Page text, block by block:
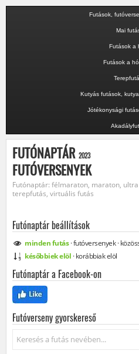
Futások,
Mai
Futások a
Futások a
Kutyás futások,
Jótékonysági
FUTÓNAPTÁR 2023
FUTÓVERSENYEK
Futónaptár: félmaraton, maraton,
terepfutás, virtuális futás
Futónaptár beállítások
mindenfutás·futóversenyek·
későbbiek elöl ·korábbiak elöl
Futónaptár a Facebook-on
Futóverseny gyorskereső
Keresés...